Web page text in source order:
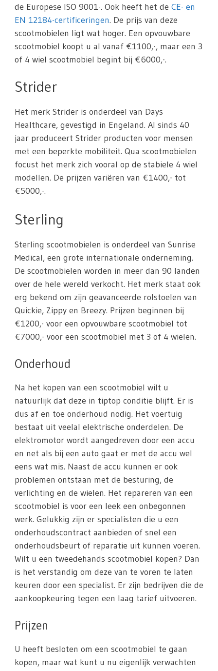
de Europese ISO 9001-. Ook heeft het de CE- en
EN 12184-certificeringen. De prijs van deze
scootmobielen ligt wat hoger. Een opvouwbare
scootmobiel koopt u al vanaf €1100,-, maar een 3
of 4 wiel scootmobiel begint bij €6000,-.
Strider
Het merk Strider is onderdeel van Days
Healthcare, gevestigd in Engeland. Al sinds 40
jaar produceert Strider producten voor mensen
met een beperkte mobiliteit. Qua scootmobielen
focust het merk zich vooral op de stabiele 4 wiel
modellen. De prijzen variëren van €1400,- tot
€5000,-.
Sterling
Sterling scootmobielen is onderdeel van Sunrise
Medical, een grote internationale onderneming.
De scootmobielen worden in meer dan 90 landen
over de hele wereld verkocht. Het merk staat ook
erg bekend om zijn geavanceerde rolstoelen van
Quickie, Zippy en Breezy. Prijzen beginnen bij
€1200,- voor een opvouwbare scootmobiel tot
€7000,- voor een scootmobiel met 3 of 4 wielen.
Onderhoud
Na het kopen van een scootmobiel wilt u
natuurlijk dat deze in tiptop conditie blijft. Er is
dus af en toe onderhoud nodig. Het voertuig
bestaat uit veelal elektrische onderdelen. De
elektromotor wordt aangedreven door een accu
en net als bij een auto gaat er met de accu wel
eens wat mis. Naast de accu kunnen er ook
problemen ontstaan met de besturing, de
verlichting en de wielen. Het repareren van een
scootmobiel is voor een leek een onbegonnen
werk. Gelukkig zijn er specialisten die u een
onderhoudscontract aanbieden of snel een
onderhoudsbeurt of reparatie uit kunnen voeren.
Wilt u een tweedehands scootmobiel kopen? Dan
is het verstandig om deze van te voren te laten
keuren door een specialist. Er zijn bedrijven die de
aankoopkeuring tegen een laag tarief uitvoeren.
Prijzen
U heeft besloten om een scootmobiel te gaan
kopen, maar wat kunt u nu eigenlijk verwachten